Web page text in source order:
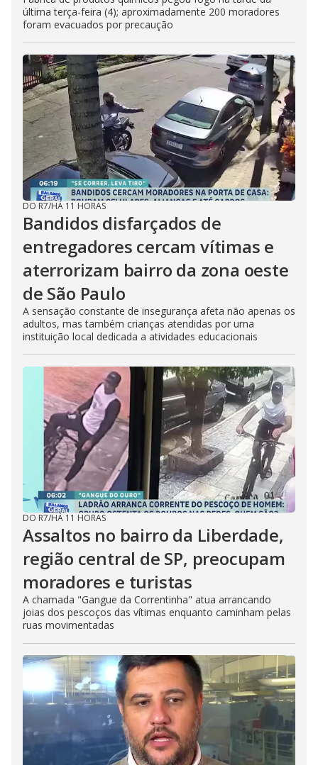
última terça-feira (4); aproximadamente 200 moradores
foram evacuados por precaução
DO R7/HÁ 11 HORAS
Bandidos disfarçados de
entregadores cercam vítimas e
aterrorizam bairro da zona oeste
de São Paulo
A sensação constante de insegurança afeta não apenas os
adultos, mas também crianças atendidas por uma
instituição local dedicada a atividades educacionais
DO R7/HÁ 11 HORAS
Assaltos no bairro da Liberdade,
região central de SP, preocupam
moradores e turistas
A chamada "Gangue da Correntinha" atua arrancando
joias dos pescoços das vítimas enquanto caminham pelas
ruas movimentadas